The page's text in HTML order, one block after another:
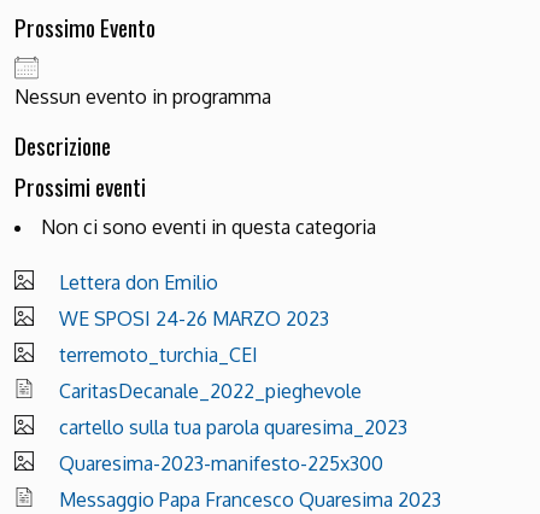
Prossimo Evento
Nessun evento in programma
Descrizione
Prossimi eventi
Non ci sono eventi in questa categoria
Lettera don Emilio
WE SPOSI 24-26 MARZO 2023
terremoto_turchia_CEI
CaritasDecanale_2022_pieghevole
cartello sulla tua parola quaresima_2023
Quaresima-2023-manifesto-225x300
Messaggio Papa Francesco Quaresima 2023